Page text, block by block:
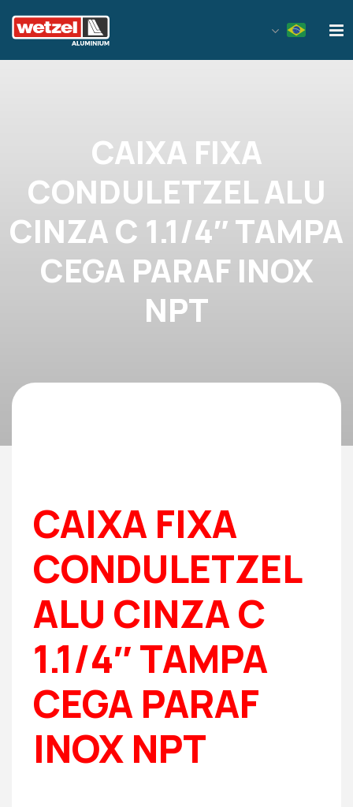
CAIXA FIXA
CONDULETZEL ALU
CINZA C 1.1/4″ TAMPA
CEGA PARAF INOX
NPT
CAIXA FIXA
CONDULETZEL
ALU CINZA C
1.1/4″ TAMPA
CEGA PARAF
INOX NPT